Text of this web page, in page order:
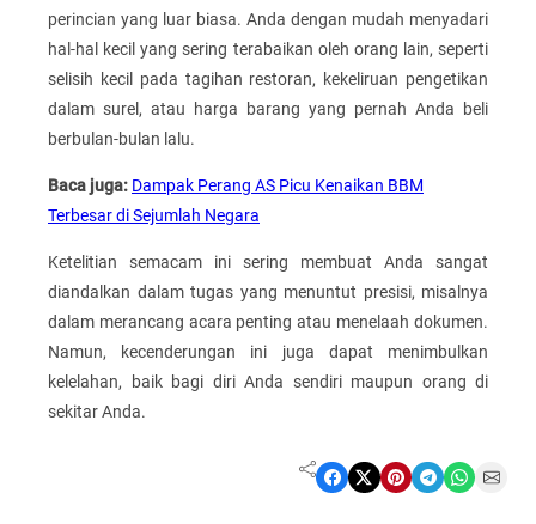
perincian yang luar biasa. Anda dengan mudah menyadari
hal-hal kecil yang sering terabaikan oleh orang lain, seperti
selisih kecil pada tagihan restoran, kekeliruan pengetikan
dalam surel, atau harga barang yang pernah Anda beli
berbulan-bulan lalu.
Baca juga: Dampak Perang AS Picu Kenaikan BBM
Terbesar di Sejumlah Negara
Ketelitian semacam ini sering membuat Anda sangat
diandalkan dalam tugas yang menuntut presisi, misalnya
dalam merancang acara penting atau menelaah dokumen.
Namun, kecenderungan ini juga dapat menimbulkan
kelelahan, baik bagi diri Anda sendiri maupun orang di
sekitar Anda.
Share on Facebook Share on X Share on Pinterest Share on Telegram Share on WhatsApp Share on Email